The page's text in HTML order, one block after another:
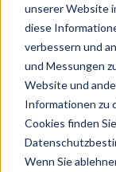
unserer Website
diese
verbessern und
und Messungen
Website und
Informationen zu
Cookies finden
Wenn Sie
Suche
Es gibt keine
Seminar Freie